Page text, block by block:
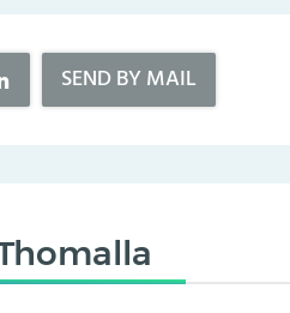
SEND BY MAIL